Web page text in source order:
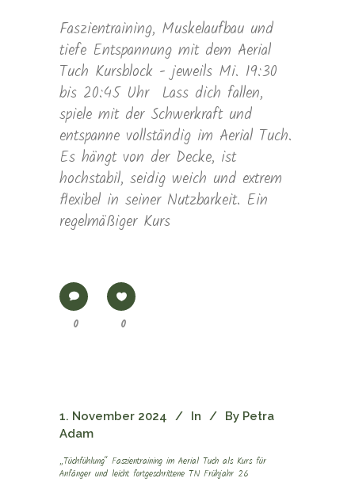
Faszientraining, Muskelaufbau und
tiefe Entspannung mit dem Aerial
Tuch Kursblock - jeweils Mi. 19:30
bis 20:45 Uhr Lass dich fallen,
spiele mit der Schwerkraft und
entspanne vollständig im Aerial Tuch.
Es hängt von der Decke, ist
hochstabil, seidig weich und extrem
flexibel in seiner Nutzbarkeit. Ein
regelmäßiger Kurs
0 0
1. November 2024 In By Petra
Adam
„Tüchfühlung“ Faszientraining im Aerial Tuch als Kurs für
Anfänger und leicht fortgeschrittene TN Frühjahr 26